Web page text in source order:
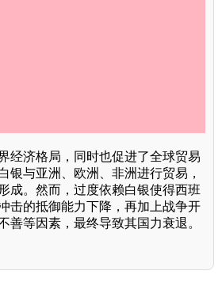
经济格局，同时也促进了全球贸易
银与亚洲、欧洲、非洲进行贸易，
成。然而，过度依赖白银使得西班
击的抵御能力下降，再加上战争开
善等因素，最终导致其国力衰退。